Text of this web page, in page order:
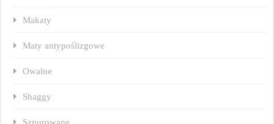
Makaty
Maty antypoślizgowe
Owalne
Shaggy
Sznurowane